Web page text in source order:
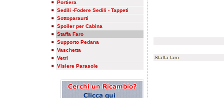
Portiera
Sedili -Fodere Sedili - Tappeti
Sottoparaurti
Spoiler per Cabina
Staffa Faro
Supporto Pedana
Vaschetta
Vetri
Visiere Parasole
Staffa faro